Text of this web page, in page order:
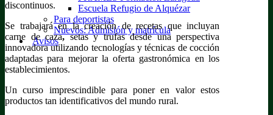
Escuela Refugio de Alquézar
Para deportistas
Nuevos: Admisión y matrícula
Avisos
discontinuos.
Se trabajará en la creación de recetas que incluyan
carne de caza,setas y trufas desde una perspectiva
innovadora utilizando tecnologías y técnicas de cocción
adaptadas para mejorar la oferta gastronómica en los
establecimientos.
Un curso imprescindible para poner en valor estos
productos tan identificativos del mundo rural.